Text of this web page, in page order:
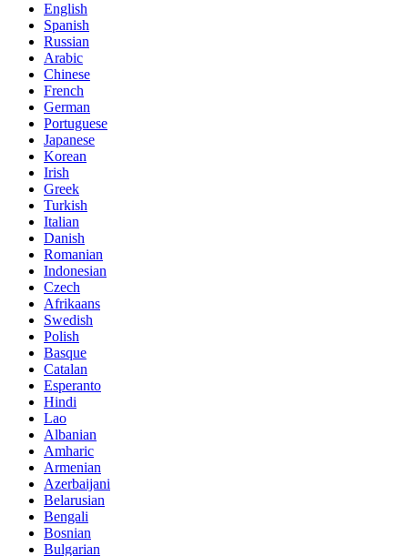
English
Spanish
Russian
Arabic
Chinese
French
German
Portuguese
Japanese
Korean
Irish
Greek
Turkish
Italian
Danish
Romanian
Indonesian
Czech
Afrikaans
Swedish
Polish
Basque
Catalan
Esperanto
Hindi
Lao
Albanian
Amharic
Armenian
Azerbaijani
Belarusian
Bengali
Bosnian
Bulgarian